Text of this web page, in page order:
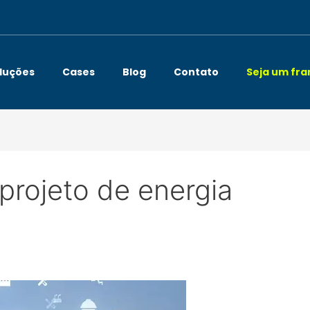
Cases Blog Contato Seja um
de energia